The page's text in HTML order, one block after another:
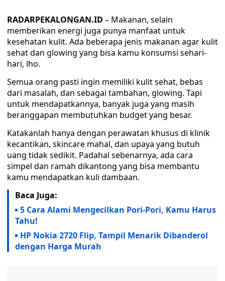
RADARPEKALONGAN.ID – Makanan, selain
memberikan energi juga punya manfaat untuk
kesehatan kulit. Ada beberapa jenis makanan agar kulit
sehat dan glowing yang bisa kamu konsumsi sehari-
hari, lho.
Semua orang pasti ingin memiliki kulit sehat, bebas
dari masalah, dan sebagai tambahan, glowing. Tapi
untuk mendapatkannya, banyak juga yang masih
beranggapan membutuhkan budget yang besar.
Katakanlah hanya dengan perawatan khusus di klinik
kecantikan, skincare mahal, dan upaya yang butuh
uang tidak sedikit. Padahal sebenarnya, ada cara
simpel dan ramah dikantong yang bisa membantu
kamu mendapatkan kuli dambaan.
Baca Juga:
5 Cara Alami Mengecilkan Pori-Pori, Kamu Harus
Tahu!
HP Nokia 2720 Flip, Tampil Menarik Dibanderol
dengan Harga Murah